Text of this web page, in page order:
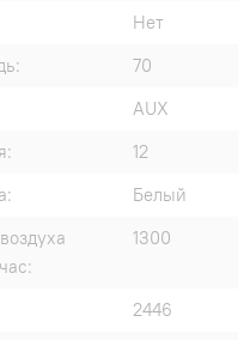
Нет
70
AUX
12
Белый
1300
2446